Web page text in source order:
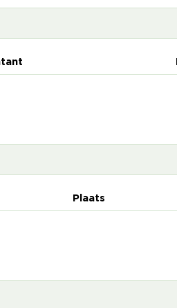
Plaats